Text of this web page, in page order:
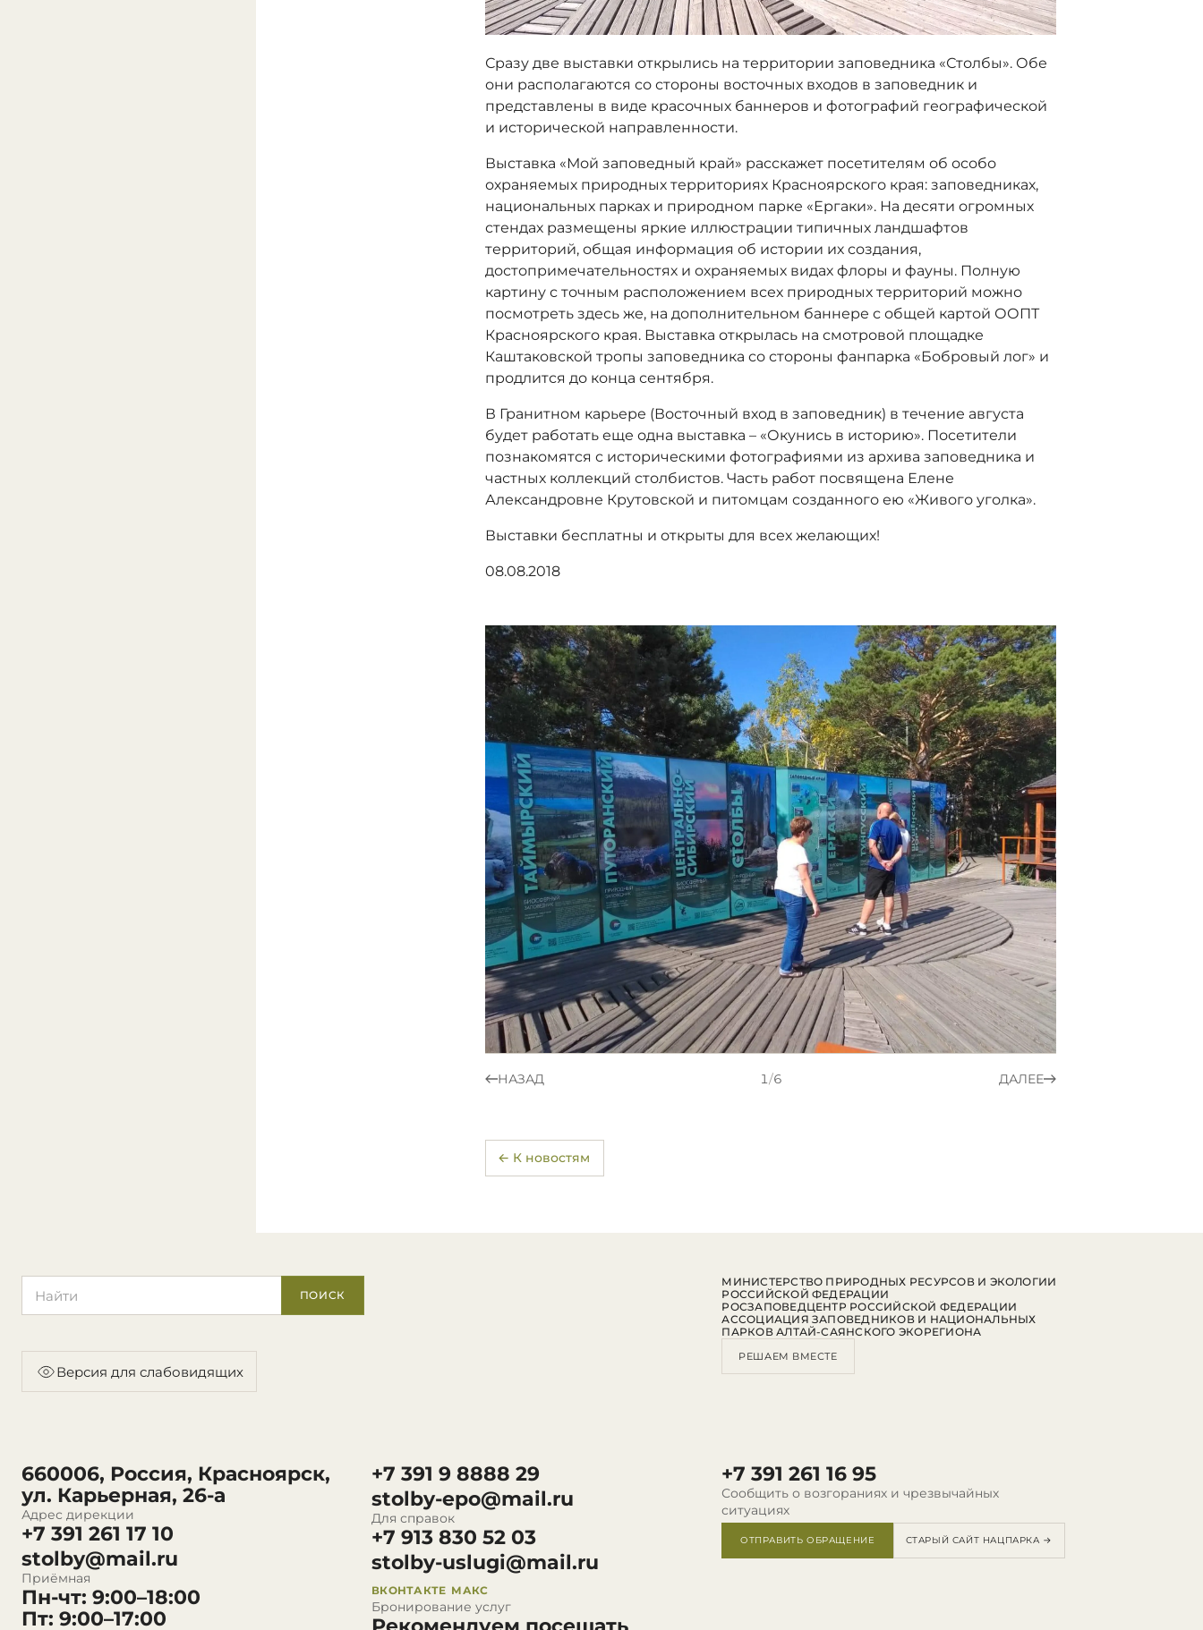
Сразу две выставки открылись на территории заповедника «Столбы». Обе
они располагаются со стороны восточных входов в заповедник и
представлены в виде красочных баннеров и фотографий географической
и исторической направленности.
Выставка «Мой заповедный край» расскажет посетителям об особо
охраняемых природных территориях Красноярского края: заповедниках,
национальных парках и природном парке «Ергаки». На десяти огромных
стендах размещены яркие иллюстрации типичных ландшафтов
территорий, общая информация об истории их создания,
достопримечательностях и охраняемых видах флоры и фауны. Полную
картину с точным расположением всех природных территорий можно
посмотреть здесь же, на дополнительном баннере с общей картой ООПТ
Красноярского края. Выставка открылась на смотровой площадке
Каштаковской тропы заповедника со стороны фанпарка «Бобровый лог» и
продлится до конца сентября.
В Гранитном карьере (Восточный вход в заповедник) в течение августа
будет работать еще одна выставка – «Окунись в историю». Посетители
познакомятся с историческими фотографиями из архива заповедника и
частных коллекций столбистов. Часть работ посвящена Елене
Александровне Крутовской и питомцам созданного ею «Живого уголка».
Выставки бесплатны и открыты для всех желающих!
08.08.2018
НАЗАД 1/6 ДАЛЕЕ
← К новостям
ПОИСК
Версия для слабовидящих
660006, Россия, Красноярск,
ул. Карьерная, 26-а
Адрес дирекции
+7 391 261 17 10
stolby@mail.ru
Приёмная
Пн-чт: 9:00–18:00
Пт: 9:00–17:00
+7 391 9 8888 29
stolby-epo@mail.ru
Для справок
+7 913 830 52 03
stolby-uslugi@mail.ru
ВКОНТАКТЕ МАКС
Бронирование услуг
+7 391 261 16 95
Сообщить о возгораниях и чрезвычайных
ситуациях
ОТПРАВИТЬ ОБРАЩЕНИЕ СТАРЫЙ САЙТ НАЦПАРКА →
МИНИСТЕРСТВО ПРИРОДНЫХ РЕСУРСОВ И ЭКОЛОГИИ
РОССИЙСКОЙ ФЕДЕРАЦИИ
РОСЗАПОВЕДЦЕНТР РОССИЙСКОЙ ФЕДЕРАЦИИ
АССОЦИАЦИЯ ЗАПОВЕДНИКОВ И НАЦИОНАЛЬНЫХ
ПАРКОВ АЛТАЙ-САЯНСКОГО ЭКОРЕГИОНА
РЕШАЕМ ВМЕСТЕ